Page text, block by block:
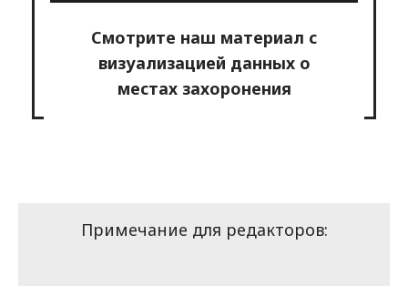
Смотрите наш материал с
визуализацией данных о
местах захоронения
Примечание для редакторов: